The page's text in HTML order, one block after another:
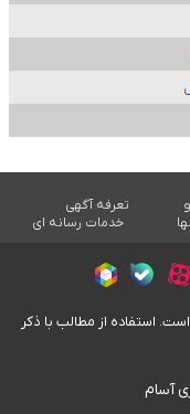
تعرفه آگهی
خدمات رسانه ای
استفاده از مطالب با ذکر
آسام